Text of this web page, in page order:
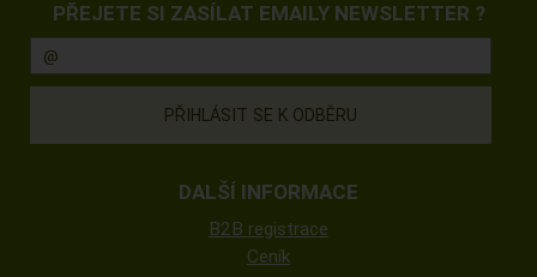
PŘEJETE SI ZASÍLAT EMAILY NEWSLETTER ?
DALŠÍ INFORMACE
B2B registrace
Ceník